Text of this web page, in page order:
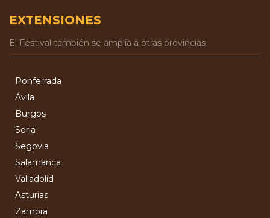
EXTENSIONES
El Festival también se amplía a otras provincias
Ponferrada
Ávila
Burgos
Soria
Segovia
Salamanca
Valladolid
Asturias
Zamora